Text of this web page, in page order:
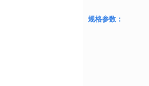
规格参数：